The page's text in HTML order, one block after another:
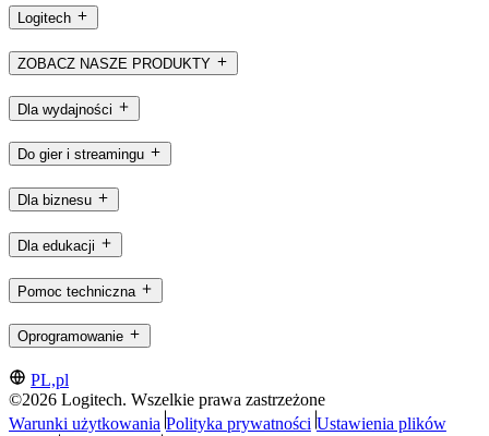
Logitech
ZOBACZ NASZE PRODUKTY
Dla wydajności
Do gier i streamingu
Dla biznesu
Dla edukacji
Pomoc techniczna
Oprogramowanie
PL,pl
©2026 Logitech. Wszelkie prawa zastrzeżone
Warunki użytkowania Polityka prywatności Ustawienia plików